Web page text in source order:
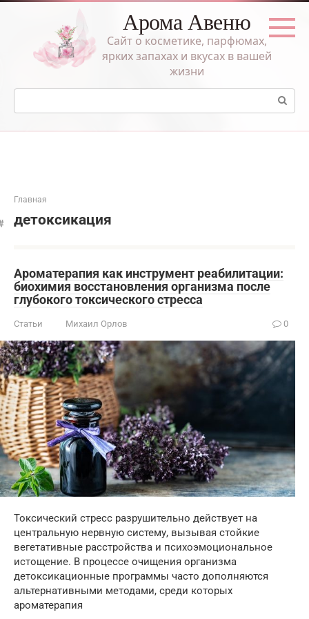
Перейти
Арома Авеню
Сайт о косметике, парфюмах,
ярких запахах и вкусах в вашей
жизни
Поиск:
Главная
детоксикация
Ароматерапия как инструмент реабилитации:
биохимия восстановления организма после
глубокого токсического стресса
Статьи Михаил Орлов 0
Токсический стресс разрушительно действует на
центральную нервную систему, вызывая стойкие
вегетативные расстройства и психоэмоциональное
истощение. В процессе очищения организма
детоксикационные программы часто дополняются
альтернативными методами, среди которых
ароматерапия